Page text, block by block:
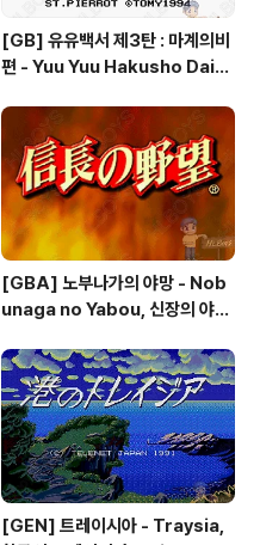
[GB] 유유백서 제3탄 : 마계의비
편 - Yuu Yuu Hakusho Dai-3
☆遊☆白書 第3弾 魔界の扉編
[GBA] 노부나가의 야망 - Nob
unaga no Yabou, 신장의 야망
[GEN] 트레이시아 - Traysia,